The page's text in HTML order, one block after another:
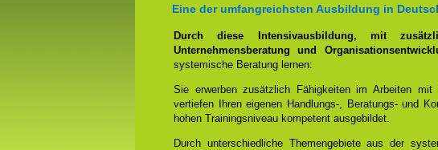
Eine der umfangreichsten Ausbildung in
Durch diese Intensivausbildung, mit
Unternehmensberatung und
systemische Beratung lernen:
Sie erwerben zusätzlich Fähigkeiten im Arbeiten mit
vertiefen Ihren eigenen Handlungs-, Beratungs- und
hohen Trainingsniveau kompetent ausgebildet.
Durch unterschiedliche Themengebiete aus der